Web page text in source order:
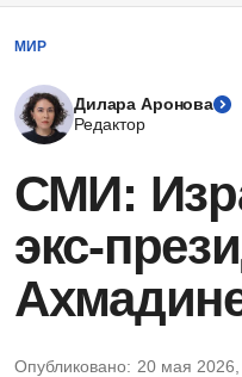
МИР
Дилара Аронова
Редактор
СМИ:
экс-
Опубликовано: 20 мая